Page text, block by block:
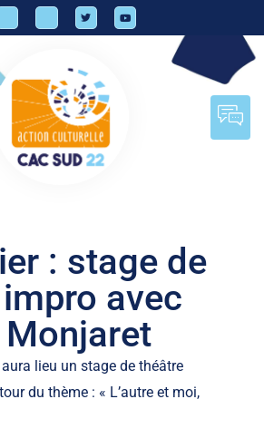
: stage de
avec
lieu un stage de théâtre
du thème : « L’autre et moi,